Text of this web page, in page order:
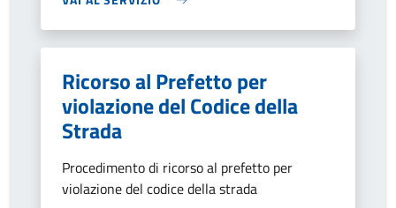
Ricorso al Prefetto per
violazione del Codice della
Strada
Procedimento di ricorso al prefetto per
violazione del codice della strada